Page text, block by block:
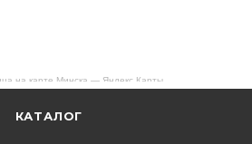
на карте Минска — Яндекс Карты
КАТАЛОГ